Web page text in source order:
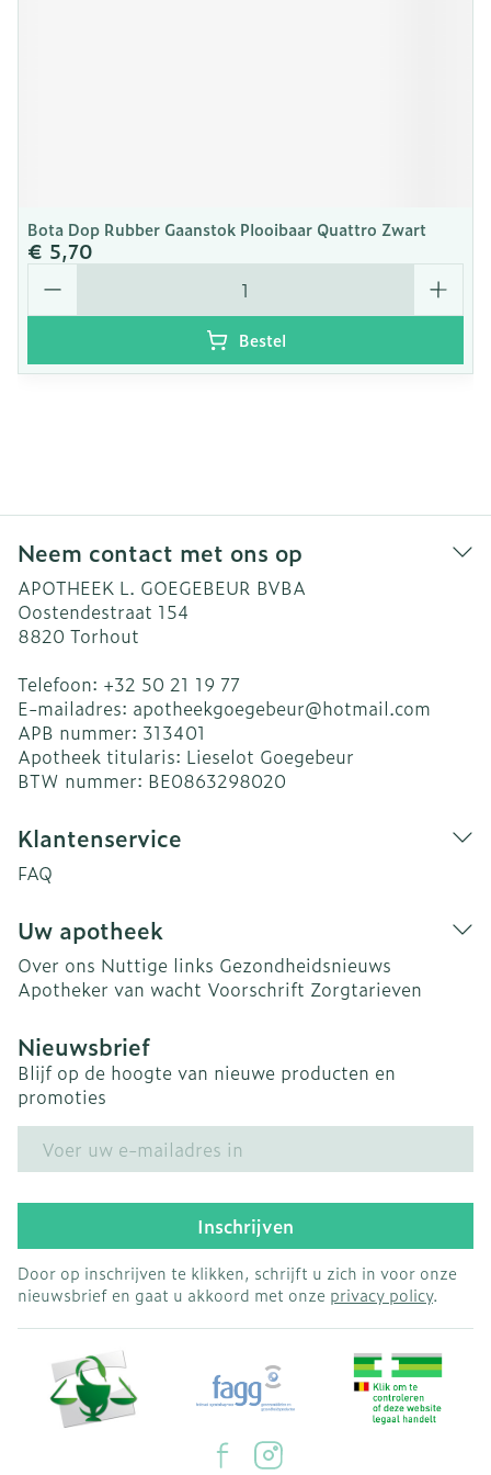
Bota Dop Rubber Gaanstok Plooibaar Quattro Zwart
€ 5,70
Aantal
Bestel
Neem contact met ons op
APOTHEEK L. GOEGEBEUR BVBA
Oostendestraat 154
8820 Torhout
Telefoon: +32 50 21 19 77
E-mailadres: apotheekgoegebeur@hotmail.com
APB nummer: 313401
Apotheek titularis: Lieselot Goegebeur
BTW nummer: BE0863298020
Klantenservice
FAQ
Uw apotheek
Over ons Nuttige links Gezondheidsnieuws
Apotheker van wacht Voorschrift Zorgtarieven
Nieuwsbrief
Blijf op de hoogte van nieuwe producten en
promoties
Inschrijven
Door op inschrijven te klikken, schrijft u zich in voor onze
nieuwsbrief en gaat u akkoord met onze privacy policy.